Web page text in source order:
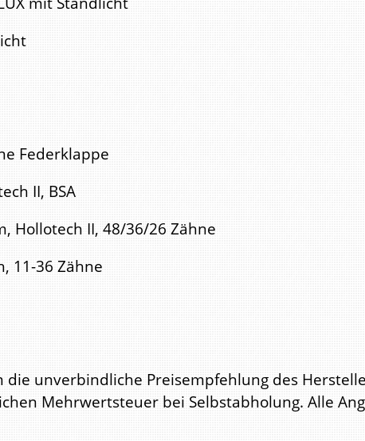
Federklappe
II, BSA
Hollotech II, 48/36/26 Zähne
11-36 Zähne
unverbindliche Preisempfehlung des
Mehrwertsteuer bei Selbstabholung. Alle